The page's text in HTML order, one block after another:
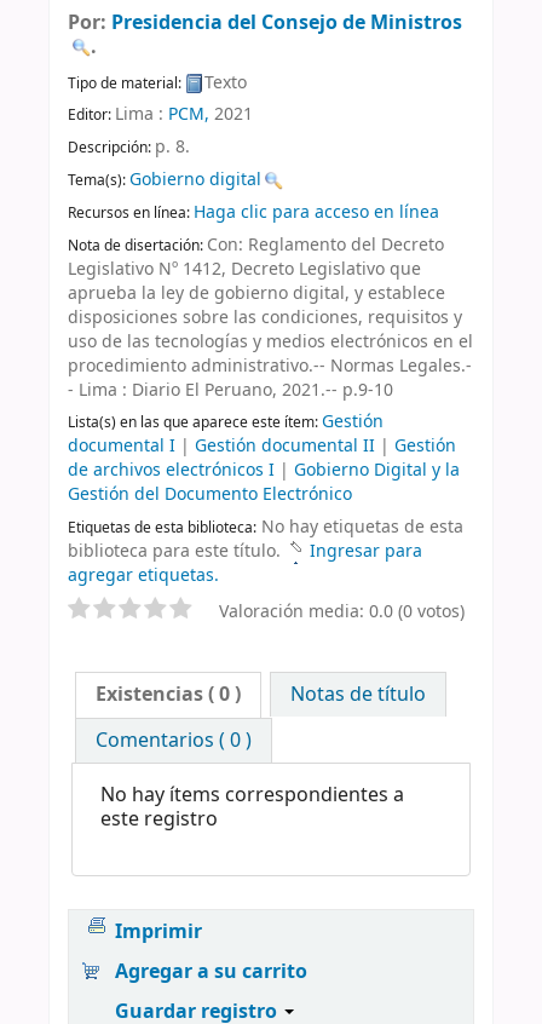
Por: Presidencia del Consejo de Ministros
.
Tipo de material: Texto
Editor: Lima : PCM, 2021
Descripción: p. 8.
Tema(s):Gobierno digital
Recursos en línea: Haga clic para acceso en línea
Nota de disertación: Con: Reglamento del Decreto
Legislativo Nº 1412, Decreto Legislativo que
aprueba la ley de gobierno digital, y establece
disposiciones sobre las condiciones, requisitos y
uso de las tecnologías y medios electrónicos en el
procedimiento administrativo.-- Normas Legales.-
- Lima : Diario El Peruano, 2021.-- p.9-10
Lista(s) en las que aparece este ítem:Gestión
documental I | Gestión documental II | Gestión
de archivos electrónicos I | Gobierno Digital y la
Gestión del Documento Electrónico
Etiquetas de esta biblioteca: No hay etiquetas de esta
biblioteca para este título.
Ingresar para
agregar etiquetas.
Valoración media: 0.0 (0 votos)
Existencias( 0 )
Notas de título
Comentarios ( 0 )
No hay ítems correspondientes a
este registro
Imprimir
Agregar a su carrito
Guardar registro